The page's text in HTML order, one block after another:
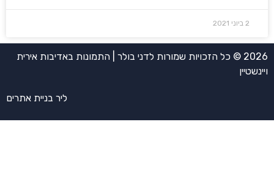
2 ביוני 2021
2026 © כל הזכויות שמורות לדני בולר | התמונות באדיבות אירית
ויינשטיין
ליר בניית אתרים